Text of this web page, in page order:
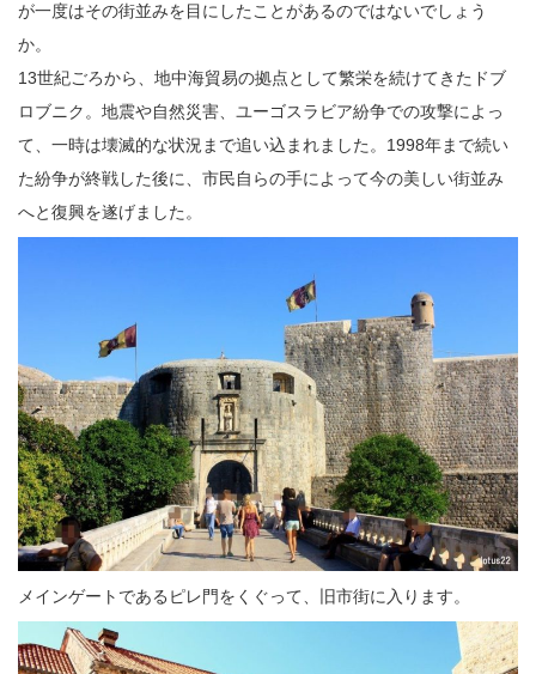
が一度はその街並みを目にしたことがあるのではないでしょう
か。
13世紀ごろから、地中海貿易の拠点として繁栄を続けてきたドブ
ロブニク。地震や自然災害、ユーゴスラビア紛争での攻撃によっ
て、一時は壊滅的な状況まで追い込まれました。1998年まで続い
た紛争が終戦した後に、市民自らの手によって今の美しい街並み
へと復興を遂げました。
メインゲートであるピレ門をくぐって、旧市街に入ります。